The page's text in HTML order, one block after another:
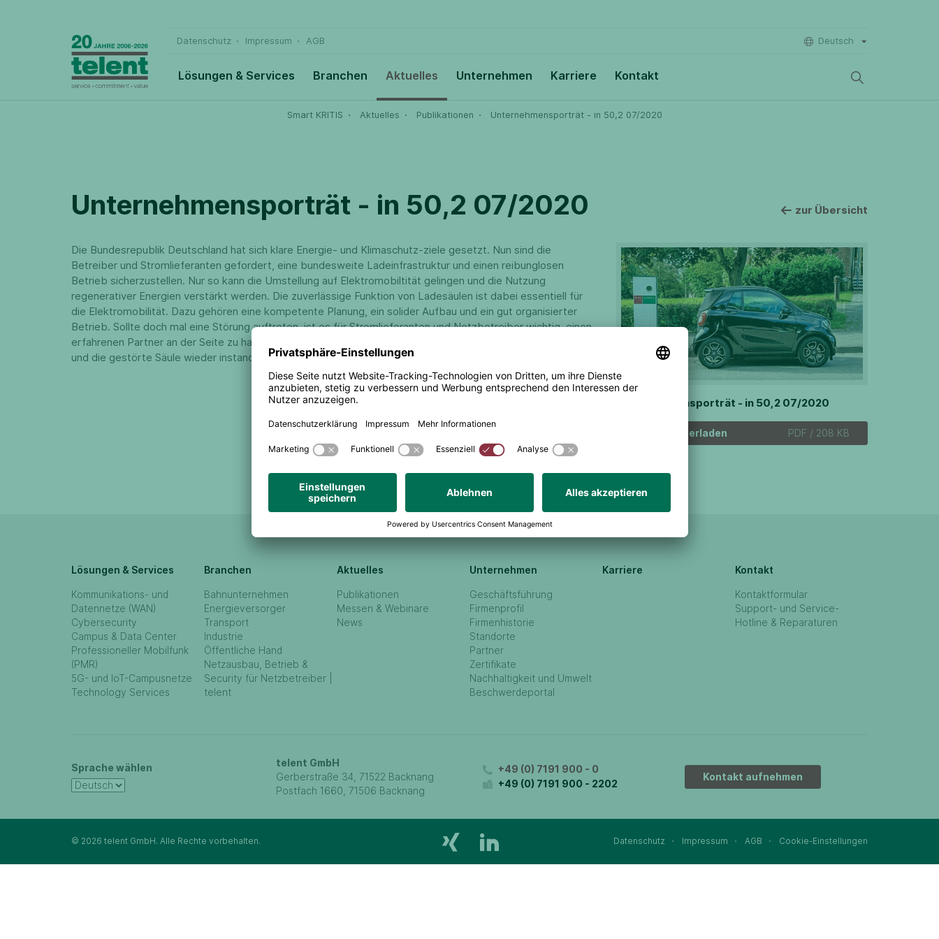
Datenschutz Impressum AGB Deutsch
Lösungen & Services Branchen Aktuelles Unternehmen Karriere Kontakt
Smart KRITIS Aktuelles Publikationen Unternehmensporträt - in 50,2 07/2020
Unternehmensporträt - in 50,2 07/2020 zur Übersicht
Die Bundesrepublik Deutschland hat sich klare Energie- und Klimaschutz-ziele gesetzt. Nun sind die
Betreiber und Stromlieferanten gefordert, eine bundesweite Ladeinfrastruktur und einen reibunglosen
Betrieb sicherzustellen. Nur so kann die Umstellung auf Elektromobiltität gelingen und die Nutzung
regenerativer Energien verstärkt werden. Die zuverlässige Funktion von Ladesäulen ist dabei essentiell für
die Elektromobilität. Dazu gehören eine kompetente Planung, ein solider Aufbau und ein gut organisierter
Betrieb. Sollte doch mal eine Störung auftreten, ist es für Stromlieferanten und Netzbetreiber wichtig, einen
erfahrenen Partner an der Seite zu haben, der innerhalb eines festgesetzten Zeitrahmens re-gieren kann
und die gestörte Säule wieder instand setzt.....
Unternehmensporträt - in 50,2 07/2020
Herunterladen PDF / 208 KB
Lösungen & Services
Kommunikations- und
Datennetze (WAN)
Cybersecurity
Campus & Data Center
Professioneller Mobilfunk
(PMR)
5G- und IoT-Campusnetze
Technology Services
Branchen
Bahnunternehmen
Energieversorger
Transport
Industrie
Öffentliche Hand
Netzausbau, Betrieb &
Security für Netzbetreiber |
telent
Aktuelles
Publikationen
Messen & Webinare
News
Unternehmen
Geschäftsführung
Firmenprofil
Firmenhistorie
Standorte
Partner
Zertifikate
Nachhaltigkeit und Umwelt
Beschwerdeportal
Karriere Kontakt
Kontaktformular
Support- und Service-
Hotline & Reparaturen
Sprache wählen
telent GmbH
Gerberstraße 34, 71522 Backnang
Postfach 1660, 71506 Backnang
+49 (0) 7191 900 - 0
+49 (0) 7191 900 - 2202
Kontakt aufnehmen
© 2026 telent GmbH. Alle Rechte vorbehalten. Datenschutz Impressum AGB Cookie-Einstellungen